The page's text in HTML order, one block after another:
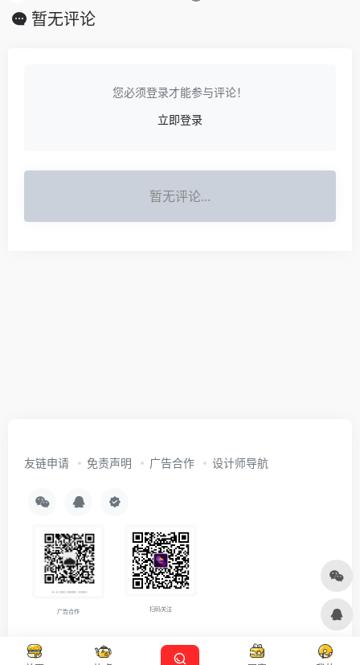
暂无评论
您必须登录才能参与评论！
立即登录
暂无评论...
友链申请 免责声明 广告合作 设计师导航
广告合作 扫码关注
Copyright © 2026沪ICP备2021007899号-5 Designed by 设计资源